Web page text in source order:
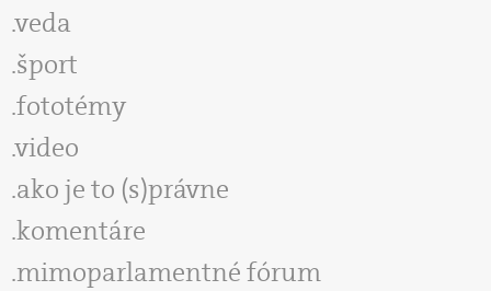
veda
šport
fototémy
video
ako je to (s)právne
komentáre
mimoparlamentné fórum